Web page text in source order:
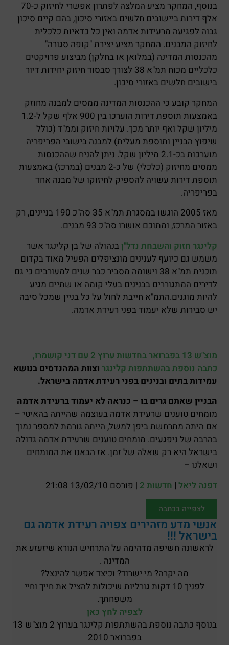
בנוסף, המחקר מציע המלצה לפתרון אפשרי לחיזוק כ-70
אלף דירות ביישובים חלשים באזורי סיכון, בהם קיים סיכון
גבוה לפגיעה מרעידות אדמה ואין כל כדאיות כלכלית
לחיזוק המבנים. המחקר מציע יצירת "קופה סגורה"
מהכנסות המדינה (במלואן או בחלקן) מביצוע פרויקטים
כלכליים מכוח תמ"א 38 לצורך סבסוד חיזוק יחידות דיור
בישובים חלשים באזורי סיכון.
המחקר קובע כי ההכנסות המדינה ממסים למבנה מחוזק
באמצעות תוספת דירות הוערכו בין 900 אלף שקל ל-1.2
מיליון שקל ואף יותר מכך. עלויות חיזוק וממ"ד (כולל
שיפוץ הבניין ותוספת מעלית) למבנה בישובי הפריפריה
מוערכות בכ-2.1 מיליון שקל. ניתן להניח שההכנסות
ממסים מחיזוק (כלכלי) של כ-2 מבנים (במרכז) באמצעות
תוספת דירות עשויה להספיק לחיזוקו של מבנה אחד
בפריפריה.
מאז 2005 הוגשו במסגרת תמ"א 35 סה"כ 190 בניינים, רק
באזור המרכז, ומתוכם אושרו סה"כ 93 מבנים.
קלינגר חזוק והשבחת נדל"ן בנהולה של בן קלינגר אשר
משמש גם כיועף לענינים מונציפלים הפעיל מאוד בקדום
תוכנית תמ"א 38 וישומה מסביר כבר שנים למעורבים כי גם
לדירים המתגוררים בבנינים בעלי קומה או שתיים מגיע
להיות מוגנים.התמ"א חייבת לחול על כל בניין שמכל סיבה
יש סבירות שלא יעמוד בפני רעידת אדמה.
מוצ"ש 13 בפברואר בחדשות ערוץ 2 עם דני קושמרו,
כתבה נוספת בהשתתפות קלינגר וצוות המהנדסים בנושא
עמידות בתים ובנינים בפני רעידת אדמה בישראל.
הבניין שאתם גרים בו – כנראה לא יעמוד ברעידת אדמה
מומחים טוענים שרעידת אדמה בעוצמה שהייתה בהאיטי –
אם היתה מתרחשת ביפן למשל, הייתה גורמת למספר נמוך
בהרבה של ניפגעים. מומחים טוענים שרעידת אדמה גדולה
בישראל היא רק שאלה של זמן. אז הבאנו את המומחים
ושאלנו –
דפנה ליאל | חדשות 2 | פורסם 13/02/10 21:08
לצפייה בכתבה
אנשי מדע מזהירים צפויה רעידת אדמה גם
בישראל !!!
לראשונה חשיפה מדהימה על התרחיש הנורא שיזעזע את
המדינה .
מה יקרה? מי ישרוד? וכיצד אפשר להינצל?
לפניך 10 דקות גורליות שיכולות להציל את חייך וחיי
משפחתך.
לצפיה לחץ כאן
בנוסף כתבה נוספת בהשתתפות קלינגר בערוץ 2 מוצ"ש 13
בפברואר 2010